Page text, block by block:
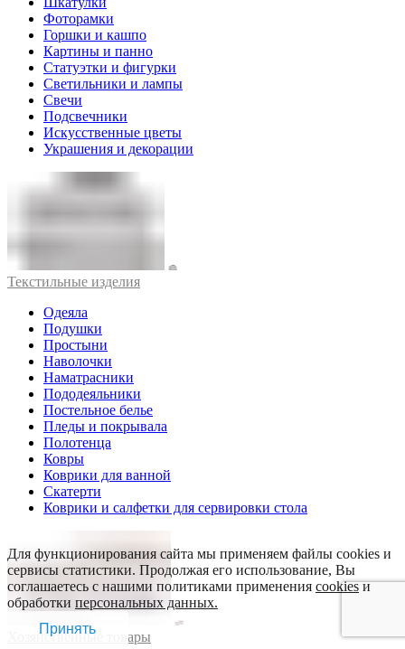
Фоторамки
Горшки и кашпо
Картины и панно
Статуэтки и фигурки
Светильники и лампы
Свечи
Подсвечники
Искусственные цветы
Украшения и декорации
Текстильные изделия
Одеяла
Подушки
Простыни
Наволочки
Наматрасники
Пододеяльники
Постельное белье
Пледы и покрывала
Полотенца
Ковры
Коврики для ванной
Скатерти
Коврики и салфетки для сервировки стола
Хозяйственные товары
Для функционирования сайта мы применяем файлы cookies и
сервисы статистики. Продолжая его использование, Вы
соглашаетесь с нашими политиками применения cookiesи
обработки персональных данных.
Принять